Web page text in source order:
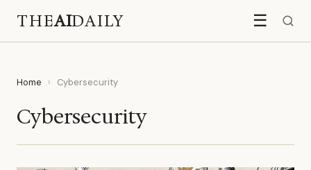
THEAIDAILY ☰
Home › Cybersecurity
Cybersecurity